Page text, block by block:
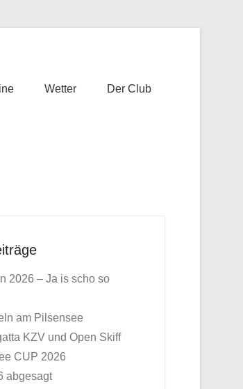
Wetter Der Club
2026 – Ja is scho so
am Pilsensee
KZV und Open Skiff
CUP 2026
abgesagt